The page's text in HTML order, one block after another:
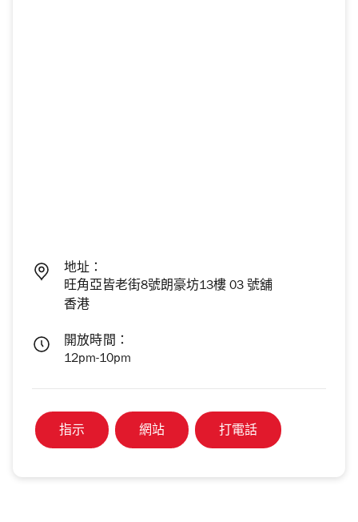
地址：
旺角亞皆老街8號朗豪坊13樓 03 號舖
香港
開放時間：
12pm-10pm
指示 網站 打電話